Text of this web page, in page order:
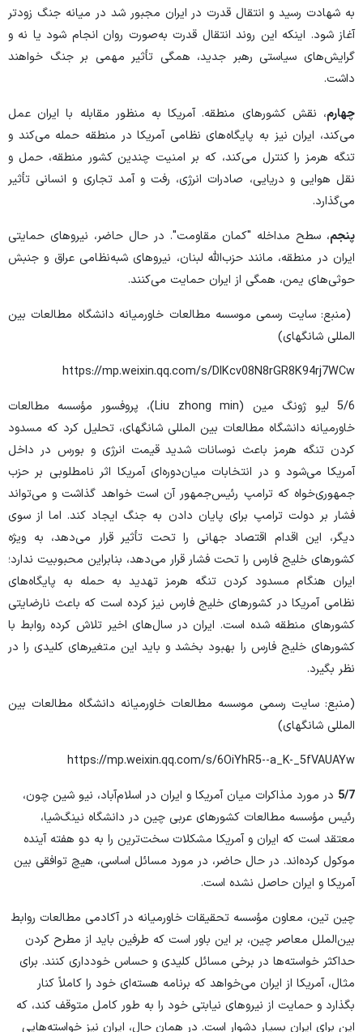
به شهادت رسید و انتقال قدرت در ایران مجبور شد در میانه جنگ زودتر
آغاز شود. اینکه این روند انتقال قدرت به‌صورت روان انجام شود یا نه و
گرایش‌های سیاستی رهبر جدید، همگی تأثیر مهمی بر جنگ خواهند
داشت.
چهارم، نقش کشورهای منطقه. آمریکا به منظور مقابله با ایران عمل
می‌کند، ایران نیز به پایگاه‌های نظامی آمریکا در منطقه حمله می‌کند و
تنگه هرمز را کنترل می‌کند، که بر امنیت چندین کشور منطقه، حمل و
نقل هوایی و دریایی، صادرات انرژی، رفت و آمد تجاری و انسانی تأثیر
می‌گذارد.
پنجم، سطح مداخله "کمان مقاومت". در حال حاضر، نیروهای حمایتی
ایران در منطقه، مانند حزب‌الله لبنان، نیروهای شبه‌نظامی عراق و جنبش
حوثی‌های یمن، همگی از ایران حمایت می‌کنند.
(منبع: سایت رسمی موسسه مطالعات خاورمیانه دانشگاه مطالعات بین
المللی شانگهای)
https://mp.weixin.qq.com/s/DlKcv08N8rGR8K94rj7WCw
5/6 لیو ژونگ مین (Liu zhong min)، پروفسور مؤسسه مطالعات
خاورمیانه دانشگاه مطالعات بین المللی شانگهای، تحلیل کرد که مسدود
کردن تنگه هرمز باعث نوسانات شدید قیمت انرژی و بورس در داخل
آمریکا می‌شود و در انتخابات میان‌دوره‌ای آمریکا اثر نامطلوبی بر حزب
جمهوری‌خواه که ترامپ رئیس‌جمهور آن است خواهد گذاشت و می‌تواند
فشار بر دولت ترامپ برای پایان دادن به جنگ ایجاد کند. اما از سوی
دیگر، این اقدام اقتصاد جهانی را تحت تأثیر قرار می‌دهد، به ویژه
کشورهای خلیج فارس را تحت فشار قرار می‌دهد، بنابراین محبوبیت ندارد؛
ایران هنگام مسدود کردن تنگه هرمز تهدید به حمله به پایگاه‌های
نظامی آمریکا در کشورهای خلیج فارس نیز کرده است که باعث نارضایتی
کشورهای منطقه شده است. ایران در سال‌های اخیر تلاش کرده روابط با
کشورهای خلیج فارس را بهبود بخشد و باید این متغیرهای کلیدی را در
نظر بگیرد.
(منبع: سایت رسمی موسسه مطالعات خاورمیانه دانشگاه مطالعات بین
المللی شانگهای)
https://mp.weixin.qq.com/s/6OiYhR5--a_K-_5fVAUAYw
5/7 در مورد مذاکرات میان آمریکا و ایران در اسلام‌آباد، نیو شین‌ چون،
رئیس مؤسسه مطالعات کشورهای عربی چین در دانشگاه نینگ‌شیا،
معتقد است که ایران و آمریکا مشکلات سخت‌ترین را به دو هفته آینده
موکول کرده‌اند. در حال حاضر، در مورد مسائل اساسی، هیچ توافقی بین
آمریکا و ایران حاصل نشده است.
چین تین، معاون مؤسسه تحقیقات خاورمیانه در آکادمی مطالعات روابط
بین‌الملل معاصر چین، بر این باور است که طرفین باید از مطرح کردن
حداکثر خواسته‌ها در برخی مسائل کلیدی و حساس خودداری کنند. برای
مثال، آمریکا از ایران می‌خواهد که برنامه هسته‌ای خود را کاملاً کنار
بگذارد و حمایت از نیروهای نیابتی خود را به طور کامل متوقف کند، که
این برای ایران بسیار دشوار است. در همان حال، ایران نیز خواسته‌هایی